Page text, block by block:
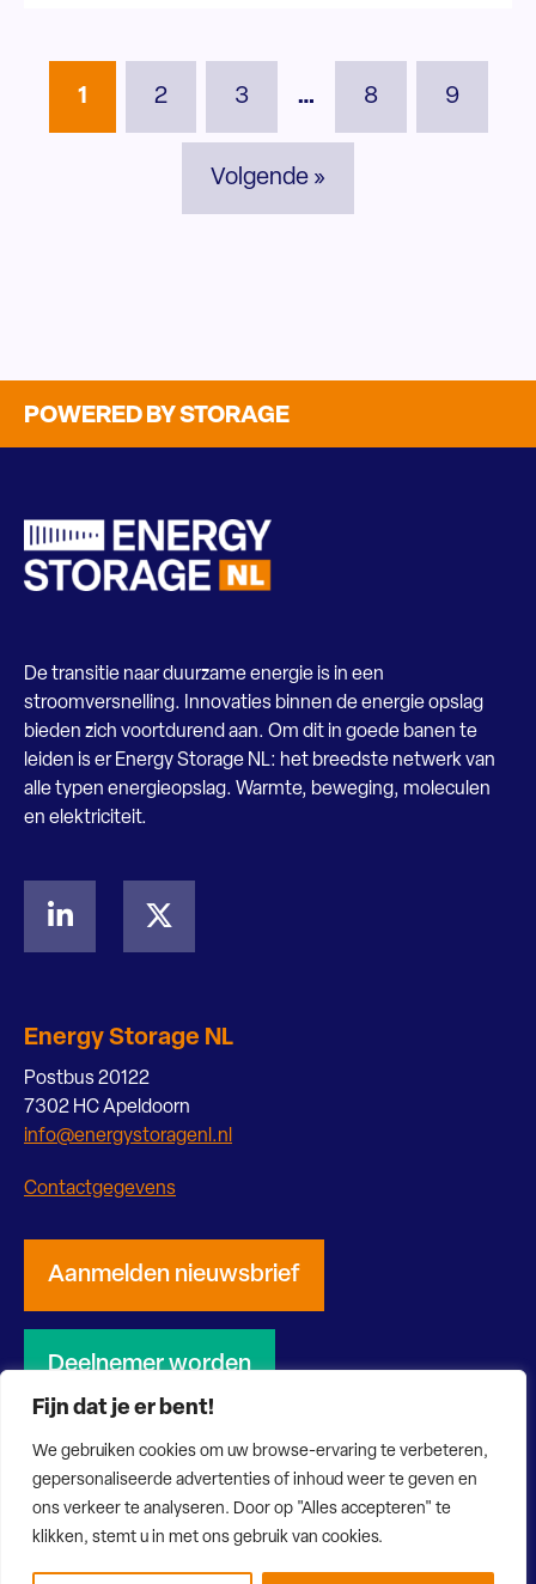
Fijn dat je er bent!
We gebruiken cookies om uw browse-ervaring te verbeteren,
gepersonaliseerde advertenties of inhoud weer te geven en
ons verkeer te analyseren. Door op "Alles accepteren" te
klikken, stemt u in met ons gebruik van cookies.
1 2 3 … 8 9
Volgende »
POWERED BY STORAGE
De transitie naar duurzame energie is in een
stroomversnelling. Innovaties binnen de energie opslag
bieden zich voortdurend aan. Om dit in goede banen te
leiden is er Energy Storage NL: het breedste netwerk van
alle typen energieopslag. Warmte, beweging, moleculen
en elektriciteit.
Energy Storage NL
Postbus 20122
7302 HC Apeldoorn
info@energystoragenl.nl
Contactgegevens
Aanmelden nieuwsbrief
Deelnemer worden
© 2026 Energy Storage NL Privacy verklaring